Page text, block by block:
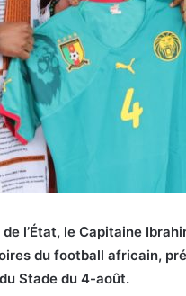
l’État, le Capitaine
du football africain,
Stade du 4-août.